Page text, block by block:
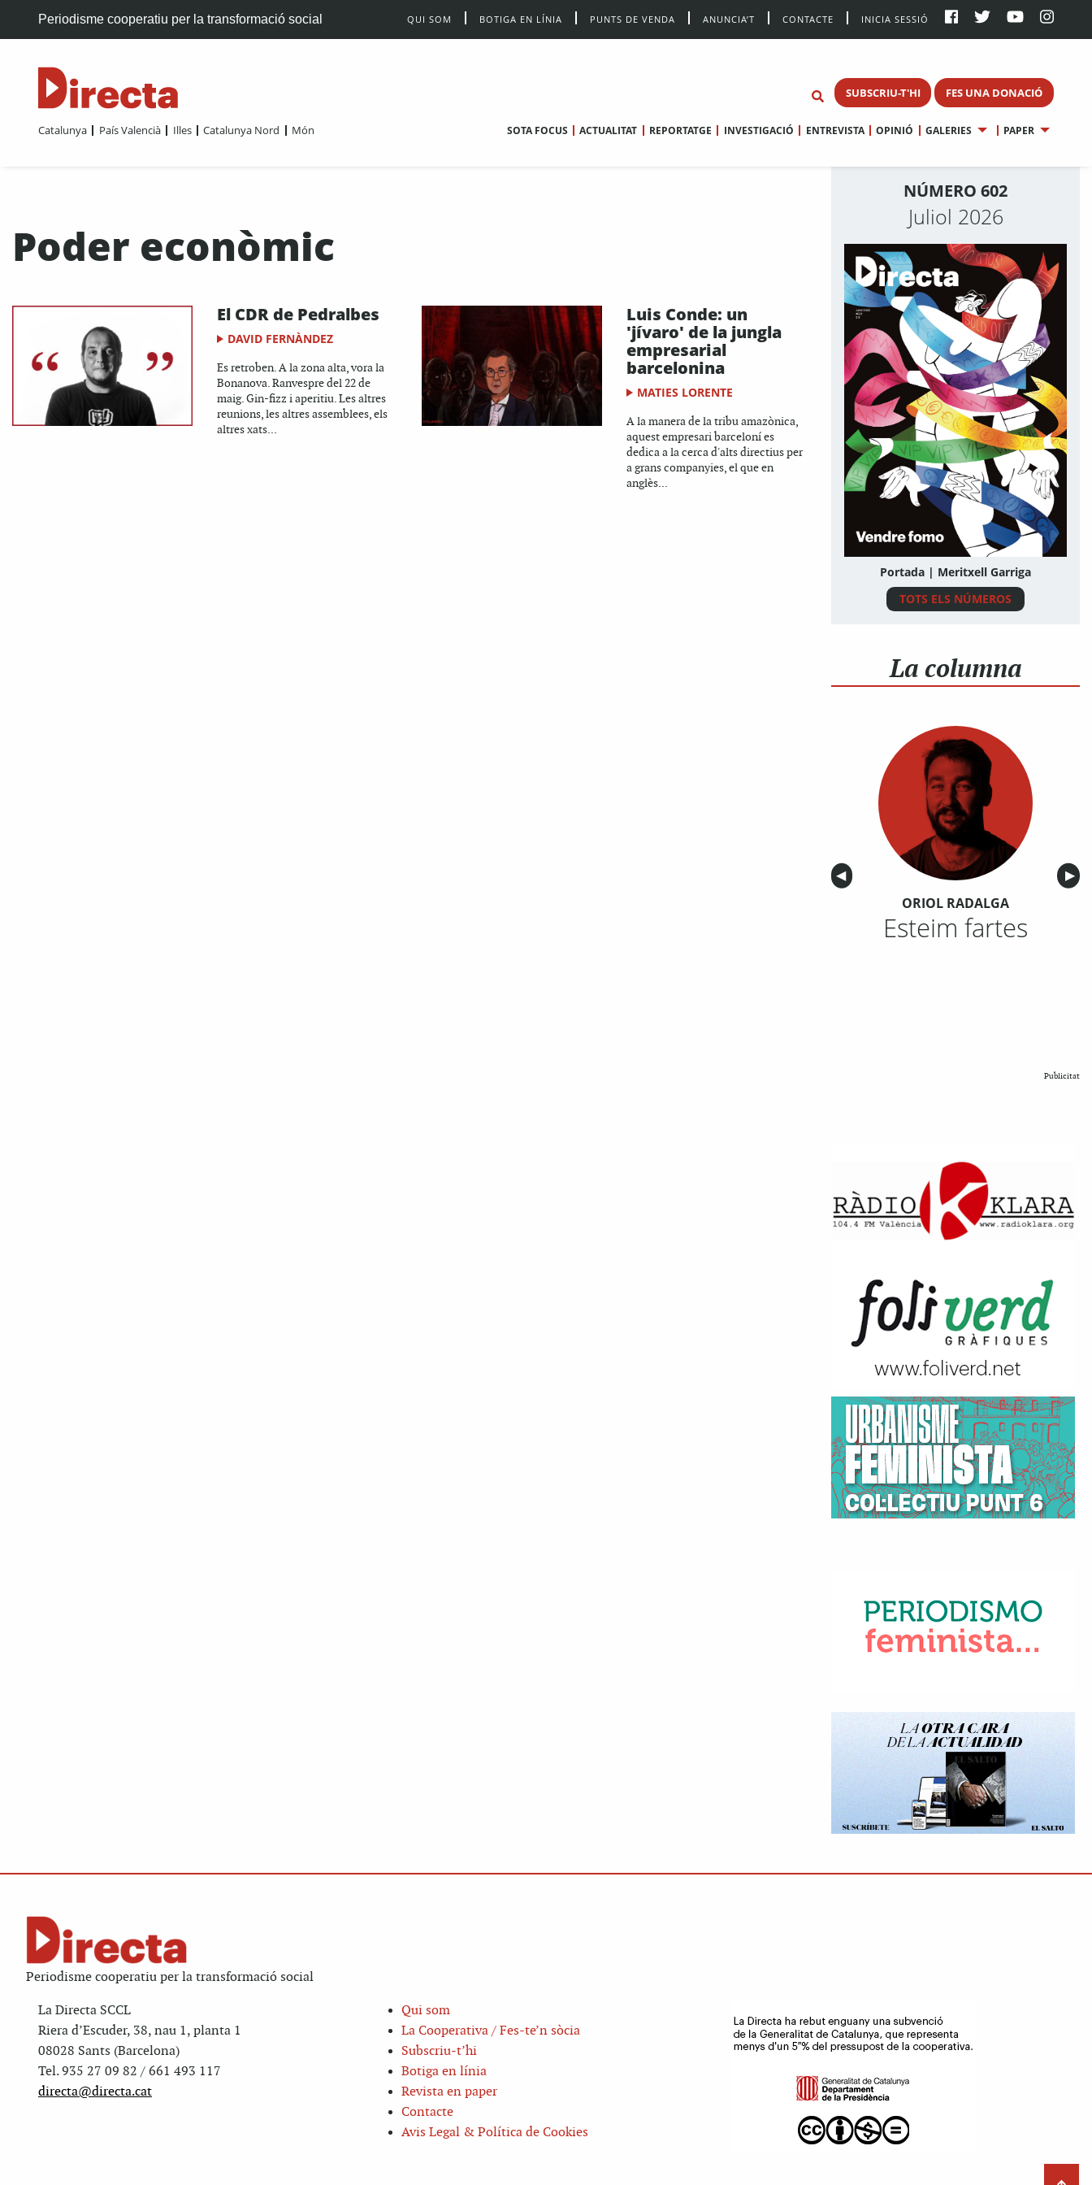
Periodisme cooperatiu per la transformació social QUI SOM BOTIGA EN LÍNIA PUNTS DE VENDA ANUNCIA’T CONTACTE INICIA SESSIÓ
SUBSCRIU-T'HI FES UNA DONACIÓ
Catalunya País Valencià Illes Catalunya Nord Món SOTA FOCUS ACTUALITAT REPORTATGE INVESTIGACIÓ ENTREVISTA OPINIÓ GALERIES PAPER
Poder econòmic
El CDR de Pedralbes
DAVID FERNÀNDEZ
Es retroben. A la zona alta, vora la
Bonanova. Ranvespre del 22 de
maig. Gin-fizz i aperitiu. Les altres
reunions, les altres assemblees, els
altres xats...
Luis Conde: un
'jívaro' de la jungla
empresarial
barcelonina
MATIES LORENTE
A la manera de la tribu amazònica,
aquest empresari barceloní es
dedica a la cerca d'alts directius per
a grans companyies, el que en
anglès...
NÚMERO 602
Juliol 2026
Portada | Meritxell Garriga
TOTS ELS NÚMEROS
La columna
Anterior
◀︎ ▶︎
ORIOL RADALGA
Esteim fartes
Publicitat
Periodisme cooperatiu per la transformació social
La Directa SCCL
Riera d’Escuder, 38, nau 1, planta 1
08028 Sants (Barcelona)
Tel. 935 27 09 82 / 661 493 117
directa@directa.cat
Qui som
La Cooperativa / Fes-te’n sòcia
Subscriu-t’hi
Botiga en línia
Revista en paper
Contacte
Avis Legal & Política de Cookies